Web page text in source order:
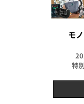
モ
特